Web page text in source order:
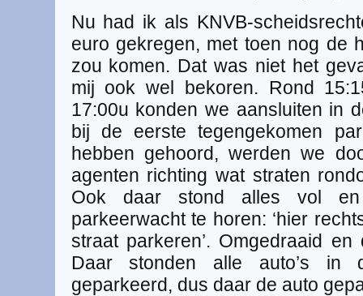
Nu had ik als KNVB-
euro gekregen, met toen nog de
zou komen. Dat was niet het
mij ook wel bekoren. Rond
17:00u konden we aansluiten in
bij de eerste tegengekomen
hebben gehoord, werden we
agenten richting wat straten
Ook daar stond alles vol
parkeerwacht te horen: ‘hier
straat parkeren’. Omgedraaid
Daar stonden alle auto’s in
geparkeerd, dus daar de auto